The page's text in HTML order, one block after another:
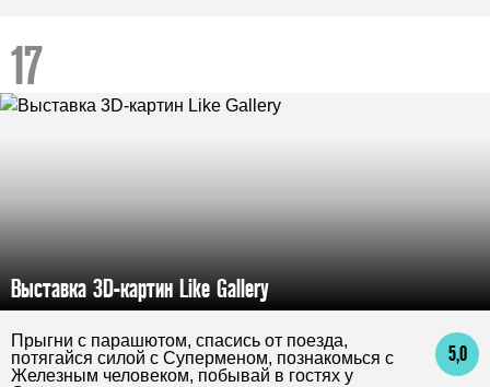
Выставка 3D-картин Like Gallery
5,0
Прыгни с парашютом, спасись от поезда,
потягайся силой с Суперменом, познакомься с
Железным человеком, побывай в гостях у